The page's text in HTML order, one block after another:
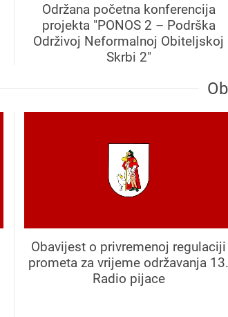
Održana početna konferencija
projekta "PONOS 2 – Podrška
Održivoj Neformalnoj Obiteljskoj
Skrbi 2"
Obavijest o privremenoj regulaciji
prometa za vrijeme održavanja 13.
Radio pijace